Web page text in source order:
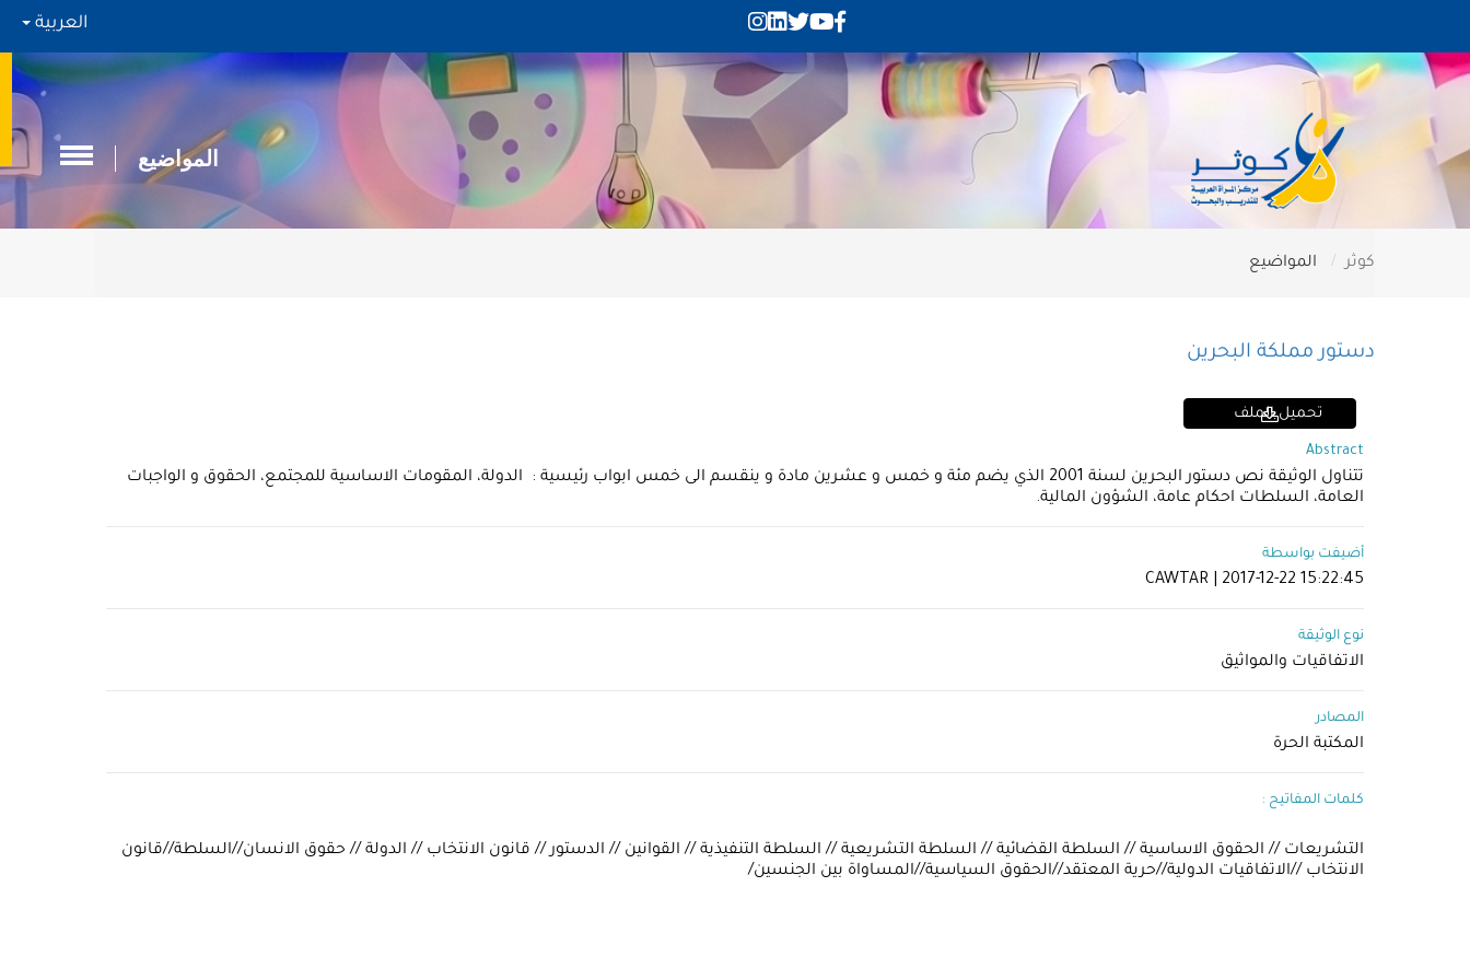
العربية
المواضيع
كوثر المواضيع
دستور مملكة البحرين
تحميل الملف
Abstract
تتناول الوثيقة نص دستور البحرين لسنة 2001 الذي يضم مئة و خمس و عشرين مادة و ينقسم الى خمس ابواب رئيسية : الدولة، المقومات الاساسية للمجتمع، الحقوق و الواجبات
العامة، السلطات احكام عامة، الشؤون المالية.
أضيفت بواسطة
CAWTAR | 2017-12-22 15:22:45
نوع الوثيقة
الاتفاقيات والمواثيق
المصادر
المكتبة الحرة
كلمات المفاتيح :
التشريعات // الحقوق الاساسية // السلطة القضائية // السلطة التشريعية // السلطة التنفيذية // القوانين // الدستور // قانون الانتخاب // الدولة // حقوق الانسان//السلطة//قانون
الانتخاب //الاتفاقيات الدولية//حرية المعتقد//الحقوق السياسية//المساواة بين الجنسين/